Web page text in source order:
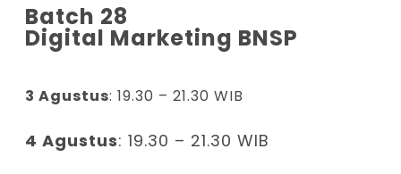
Batch 28
Digital Marketing BNSP
3 Agustus: 19.30 – 21.30 WIB
4 Agustus: 19.30 – 21.30 WIB